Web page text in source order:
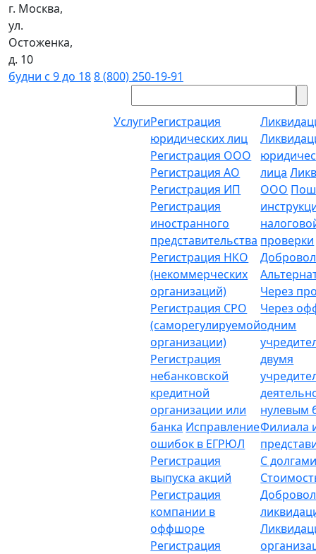
г. Москва,
ул.
Остоженка,
д. 10
будни с 9 до 188 (800) 250-19-91
УслугиРегистрация
юридических лиц
Регистрация ООО
Регистрация АО
Регистрация ИП
Регистрация
иностранного
представительства
Регистрация НКО
(некоммерческих
организаций)
Регистрация СРО
(саморегулируемой
организации)
Регистрация
небанковской
кредитной
организации или
банка Исправление
ошибок в ЕГРЮЛ
Регистрация
выпуска акций
Регистрация
компании в
оффшоре
Регистрация
лица
ООО
проверки
Через
Через
одним
двумя
нулевым
Филиала
С